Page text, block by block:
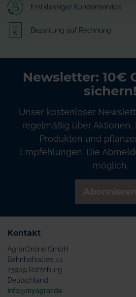
Erstklassiger Kundenservice
Bezahlung auf Rechnung
Newsletter: 10€
sichern!
Unser kostenloser
regelmäßig über Aktionen,
Produkten und
Empfehlungen. Die
möglich.
Kontakt
AgrarOnline GmbH
Bahnhofsallee 44
23909 Ratzeburg
Deutschland
info@myagrar.de